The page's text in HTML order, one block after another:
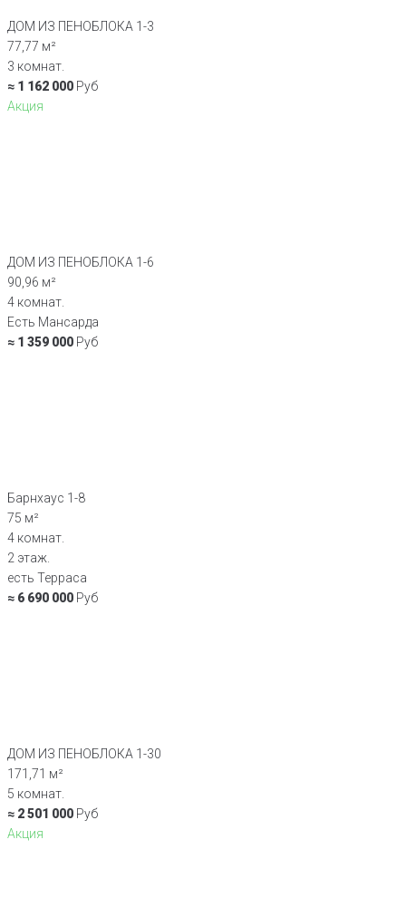
ДОМ ИЗ ПЕНОБЛОКА 1-3
77,77 м²
3 комнат.
≈ 1 162 000 Руб
Акция
ДОМ ИЗ ПЕНОБЛОКА 1-6
90,96 м²
4 комнат.
Есть Мансарда
≈ 1 359 000 Руб
Барнхаус 1-8
75 м²
4 комнат.
2 этаж.
есть Терраса
≈ 6 690 000 Руб
ДОМ ИЗ ПЕНОБЛОКА 1-30
171,71 м²
5 комнат.
≈ 2 501 000 Руб
Акция